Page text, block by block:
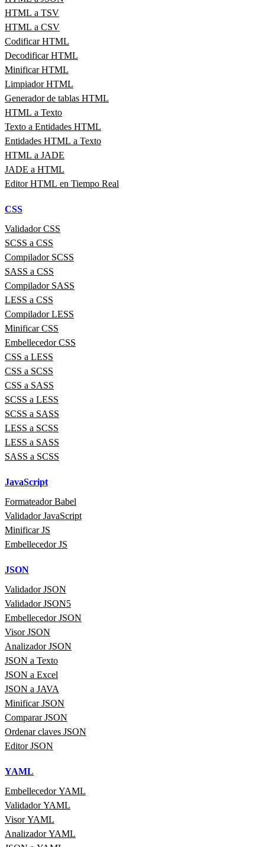
HTML a TSV
HTML a CSV
Codificar HTML
Decodificar HTML
Minificar HTML
Limpiador HTML
Generador de tablas HTML
HTML a Texto
Texto a Entidades HTML
Entidades HTML a Texto
HTML a JADE
JADE a HTML
Editor HTML en Tiempo Real
CSS
Validador CSS
SCSS a CSS
Compilador SCSS
SASS a CSS
Compilador SASS
LESS a CSS
Compilador LESS
Minificar CSS
Embellecedor CSS
CSS a LESS
CSS a SCSS
CSS a SASS
SCSS a LESS
SCSS a SASS
LESS a SCSS
LESS a SASS
SASS a SCSS
JavaScript
Formateador Babel
Validador JavaScript
Minificar JS
Embellecedor JS
JSON
Validador JSON
Validador JSON5
Embellecedor JSON
Visor JSON
Analizador JSON
JSON a Texto
JSON a Excel
JSON a JAVA
Minificar JSON
Comparar JSON
Ordenar claves JSON
Editor JSON
YAML
Embellecedor YAML
Validador YAML
Visor YAML
Analizador YAML